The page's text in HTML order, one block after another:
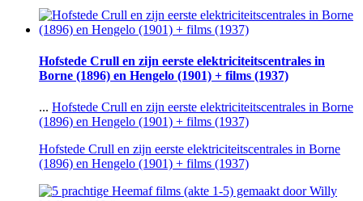
Hofstede Crull en zijn eerste elektriciteitscentrales in
Borne (1896) en Hengelo (1901) + films (1937)
... Hofstede Crull en zijn eerste elektriciteitscentrales in Borne
(1896) en Hengelo (1901) + films (1937)
Hofstede Crull en zijn eerste elektriciteitscentrales in Borne
(1896) en Hengelo (1901) + films (1937)